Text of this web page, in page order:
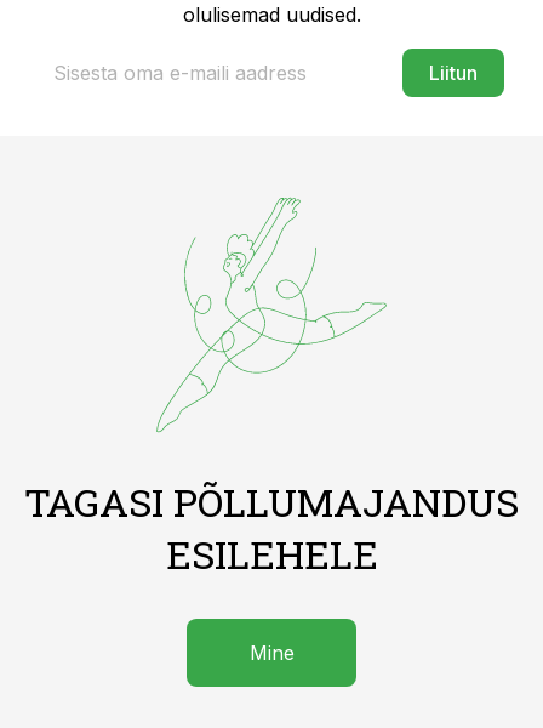
olulisemad uudised.
Liitun
TAGASI PÕLLUMAJANDUS
ESILEHELE
Mine